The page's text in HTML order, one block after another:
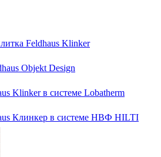
Feldhaus Klinker
Objekt Design
Klinker в системе Lobatherm
Клинкер в системе НВФ HILTI